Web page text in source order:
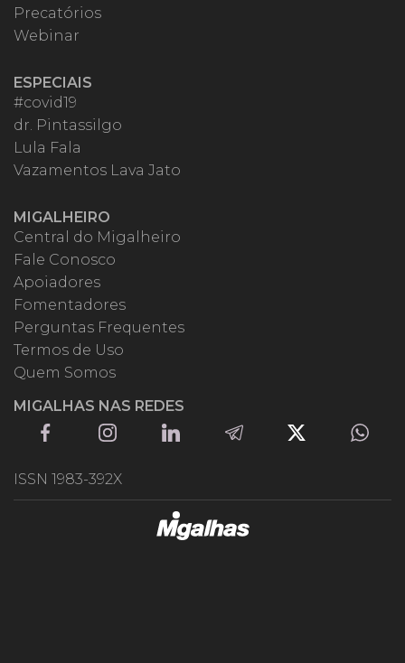
Precatórios
Webinar
ESPECIAIS
#covid19
dr. Pintassilgo
Lula Fala
Vazamentos Lava Jato
MIGALHEIRO
Central do Migalheiro
Fale Conosco
Apoiadores
Fomentadores
Perguntas Frequentes
Termos de Uso
Quem Somos
MIGALHAS NAS REDES
ISSN 1983-392X